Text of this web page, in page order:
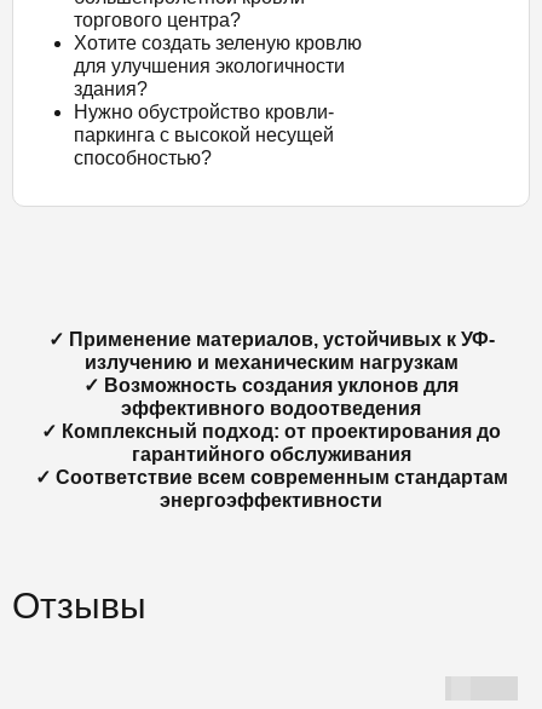
торгового центра?
Хотите создать зеленую кровлю
для улучшения экологичности
здания?
Нужно обустройство кровли-
паркинга с высокой несущей
способностью?
✓ Применение материалов, устойчивых к УФ-
излучению и механическим нагрузкам
✓ Возможность создания уклонов для
эффективного водоотведения
✓ Комплексный подход: от проектирования до
гарантийного обслуживания
✓ Соответствие всем современным стандартам
энергоэффективности
Отзывы